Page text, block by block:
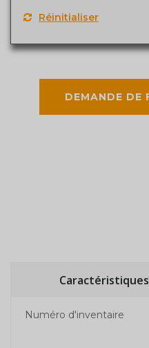
Réinitialiser
DEMANDE DE
Numéro d'inventaire